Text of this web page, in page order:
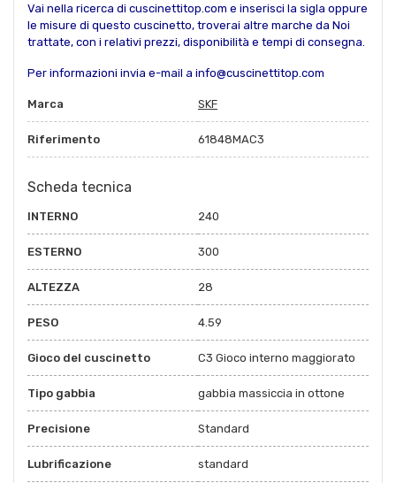
Vai nella ricerca di cuscinettitop.com e inserisci la sigla oppure
le misure di questo cuscinetto, troverai altre marche da Noi
trattate, con i relativi prezzi, disponibilità e tempi di consegna.
Per informazioni invia e-mail a info@cuscinettitop.com
Marca SKF
Riferimento 61848MAC3
Scheda tecnica
INTERNO 240
ESTERNO 300
ALTEZZA 28
PESO 4.59
Gioco del cuscinetto C3 Gioco interno maggiorato
Tipo gabbia gabbia massiccia in ottone
Precisione Standard
Lubrificazione standard